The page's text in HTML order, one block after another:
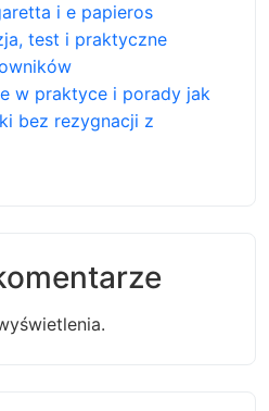
i e papieros
test i praktyczne
w praktyce i porady jak
bez rezygnacji z